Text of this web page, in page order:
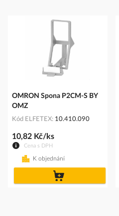
OMRON Spona P2CM-S BY
OMZ
Kód ELFETEX 10.410.090
Cena s DPH
10,82 Kč/ks
K objednání